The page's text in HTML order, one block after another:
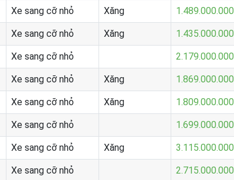
Xe sang cỡ nhỏ Xăng 1.489.000.000
Xe sang cỡ nhỏ Xăng 1.435.000.000
Xe sang cỡ nhỏ 2.179.000.000
Xe sang cỡ nhỏ Xăng 1.869.000.000
Xe sang cỡ nhỏ Xăng 1.809.000.000
Xe sang cỡ nhỏ 1.699.000.000
Xe sang cỡ nhỏ Xăng 3.115.000.000
Xe sang cỡ nhỏ 2.715.000.000